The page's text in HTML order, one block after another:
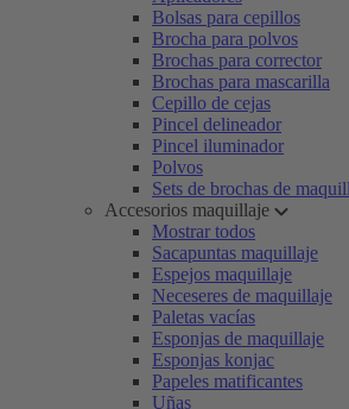
Bolsas para cepillos
Brocha para polvos
Brochas para corrector
Brochas para mascarilla
Cepillo de cejas
Pincel delineador
Pincel iluminador
Polvos
Sets de brochas de
Accesorios maquillaje
Mostrar todos
Sacapuntas maquillaje
Espejos maquillaje
Neceseres de maquillaje
Paletas vacías
Esponjas de maquillaje
Esponjas konjac
Papeles matificantes
Uñas